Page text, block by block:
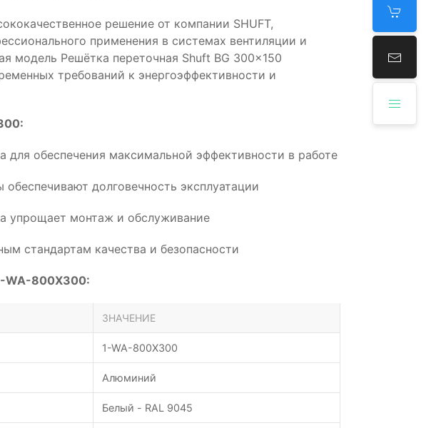
решение от компании SHUFT,
применения в системах вентиляции и
модель Решётка переточная Shuft BG 300x150
требований к энергоэффективности и
для обеспечения максимальной эффективности в работе
долговечность эксплуатации
упрощает монтаж и обслуживание
стандартам качества и безопасности
WA-800X300:
ЗНАЧЕНИЕ
1-WA-800X300
Алюминий
Белый - RAL 9045